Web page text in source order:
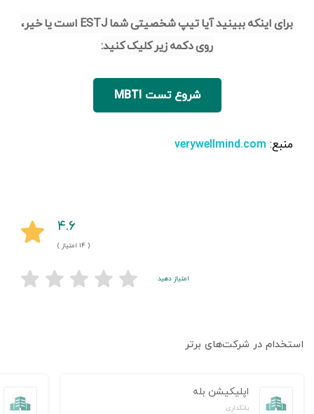
برای اینکه ببینید آیا تیپ شخصیتی شما ESTJ است یا خیر،
روی دکمه زیر کلیک کنید:
شروع تست MBTI
منبع: verywellmind.com
۴.۶
( ۱۴ امتیاز )
امتیاز دهید
استخدام در شرکت‌های برتر
اپلیکیشن بله
بانکداری